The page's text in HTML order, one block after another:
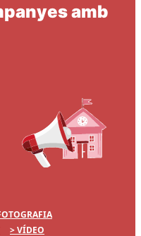
amb
VÍDEO